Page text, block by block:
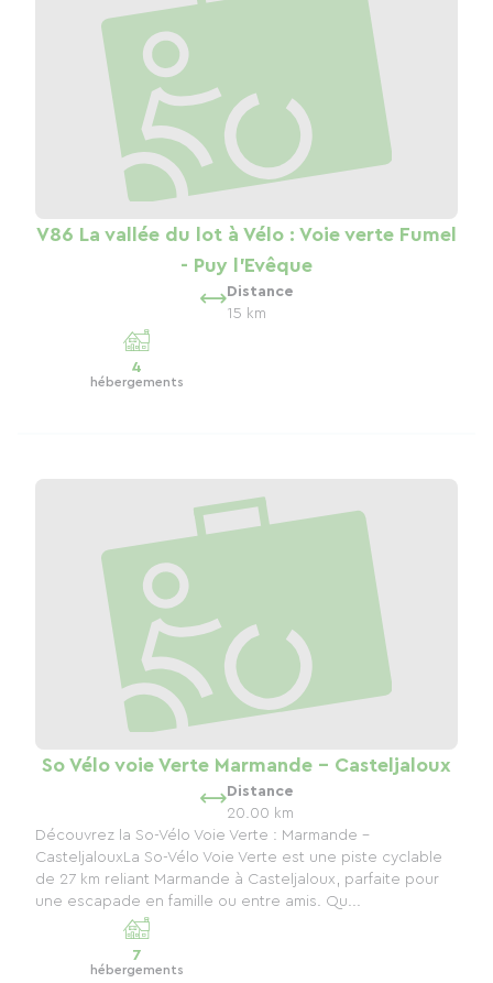
V86 La vallée du lot à Vélo : Voie verte Fumel
- Puy l'Evêque
Distance
15 km
4
hébergements
So Vélo voie Verte Marmande - Casteljaloux
Distance
20.00 km
Découvrez la So-Vélo Voie Verte : Marmande -
CasteljalouxLa So-Vélo Voie Verte est une piste cyclable
de 27 km reliant Marmande à Casteljaloux, parfaite pour
une escapade en famille ou entre amis. Qu...
7
hébergements